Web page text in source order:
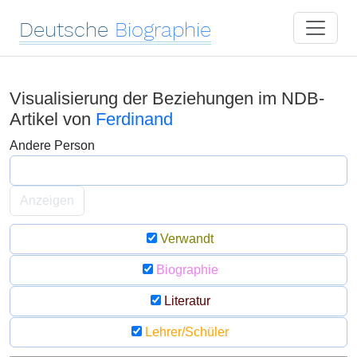
Deutsche Biographie
Visualisierung der Beziehungen im NDB-
Artikel von Ferdinand
Andere Person
Anzeigen
Verwandt
Biographie
Literatur
Lehrer/Schüler